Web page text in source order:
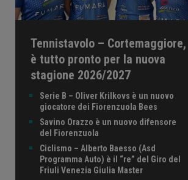
Tennistavolo – Cortemaggiore,
è tutto pronto per la nuova
stagione 2026/2027
Serie B – Oliver Krilkovs è un nuovo
giocatore dei Fiorenzuola Bees
Savino Orazzo è un nuovo difensore
del Fiorenzuola
Ciclismo – Alberto Baesso (Asd
Programma Auto) è il “re” del Giro del
Friuli Venezia Giulia Master